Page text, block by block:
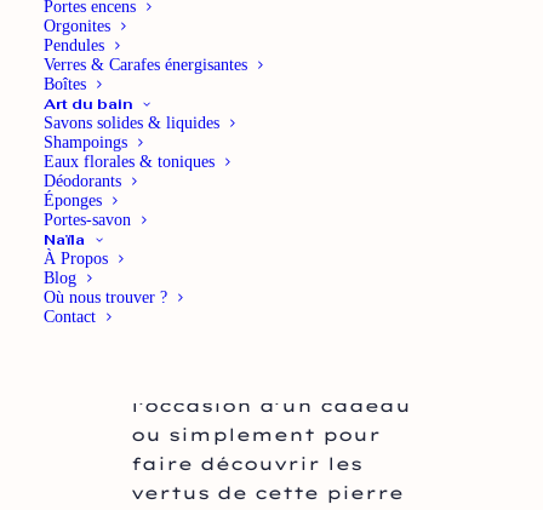
Portes encens
Orgonites
Pendules
Verres & Carafes énergisantes
Boîtes
Art du bain
Savons solides & liquides
Shampoings
Eaux florales & toniques
Déodorants
Éponges
Portes-savon
Naïla
À Propos
Blog
Où nous trouver ?
Contact
mai 22, 2025 By
À travers cette fiche,
énergétiques de la
l’occasion d’un cadeau
ou simplement pour
faire découvrir les
vertus de cette pierre